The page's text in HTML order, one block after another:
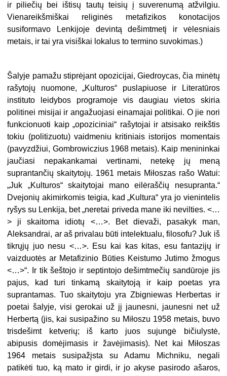
ir piliečių bei ištisų tautų teisių į suverenumą atžvilgiu.
Vienareikšmiškai religinės metafizikos konotacijos
susiformavo Lenkijoje devintą dešimtmetį ir vėlesniais
metais, ir tai yra visiškai lokalus to termino suvokimas.)
Šalyje pamažu stiprėjant opozicijai, Giedroycas, čia minėtų
rašytojų nuomone, „Kulturos“ puslapiuose ir Literatūros
instituto leidybos programoje vis daugiau vietos skiria
politinei misijai ir angažuojasi einamajai politikai. O jie nori
funkcionuoti kaip „opoziciniai“ rašytojai ir atsisako reikštis
tokiu (politizuotu) vaidmeniu kritiniais istorijos momentais
(pavyzdžiui, Gombrowiczius 1968 metais). Kaip menininkai
jaučiasi nepakankamai vertinami, netekę jų meną
suprantančių skaitytojų. 1961 metais Miłoszas rašo Watui:
„Juk „Kulturos“ skaitytojai mano eilėraščių nesupranta.“
Dvejonių akimirkomis teigia, kad „Kultura“ yra jo vienintelis
ryšys su Lenkija, bet „neretai priveda mane iki nevilties. <…
> ji skaitoma idiotų <…>. Bet dievaži, pasakyk man,
Aleksandrai, ar aš privalau būti intelektualu, filosofu? Juk iš
tikrųjų juo nesu <…>. Esu kai kas kitas, esu fantazijų ir
vaizduotės ar Metafizinio Būties Keistumo Jutimo žmogus
<…>“. Ir tik šeštojo ir septintojo dešimtmečių sandūroje jis
pajus, kad turi tinkamą skaitytoją ir kaip poetas yra
suprantamas. Tuo skaitytoju yra Zbigniewas Herbertas ir
poetai šalyje, visi gerokai už jį jaunesni, jaunesni net už
Herbertą (jis, kai susipažino su Miłoszu 1958 metais, buvo
trisdešimt ketverių; iš karto juos sujungė bičiulystė,
abipusis domėjimasis ir žavėjimasis). Net kai Miłoszas
1964 metais susipažįsta su Adamu Michniku, negali
patikėti tuo, ką mato ir girdi, ir jo akyse pasirodo ašaros,